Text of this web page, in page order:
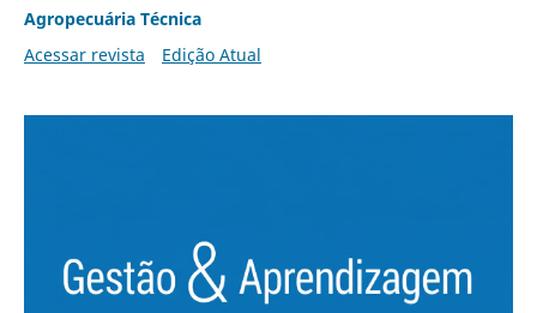
Agropecuária Técnica
Acessar revista
Edição Atual